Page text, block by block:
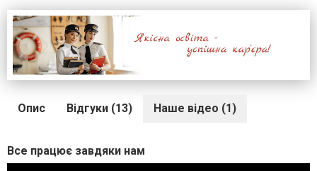
Опис Відгуки (13) Наше відео (1)
Все працює завдяки нам